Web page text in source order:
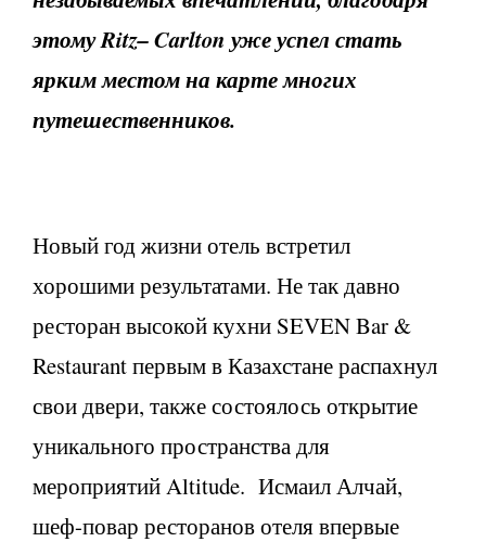
этомуRitz–Carlton уже успел стать
ярким местом на карте многих
путешественников.
Новый год жизни отель встретил
хорошими результатами. Не так давно
ресторан высокой кухни SEVEN Bar &
Restaurant первым в Казахстане распахнул
свои двери, также состоялось открытие
уникального пространства для
мероприятий Altitude. Исмаил Алчай,
шеф-повар ресторанов отеля впервые